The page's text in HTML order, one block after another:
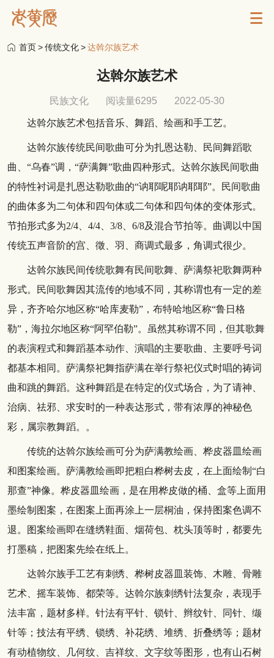
首页>传统文化>达斡尔族艺术
达斡尔族艺术
民族文化 阅读量6295 2022-05-30
达斡尔族艺术包括音乐、舞蹈、绘画和手工艺。
达斡尔族传统民间歌曲可分为扎恩达勒、民间舞蹈歌
曲、“乌春”调，“萨满舞”歌曲四种形式。达斡尔族民间歌曲
的特性衬词是扎恩达勒歌曲的“讷耶呢耶讷耶耶”。民间歌曲
的曲体多为二句体和四句体或二句体和四句体的变体形式。
节拍形式多为2/4、4/4、3/8、6/8及混合节拍等。曲调以中国
传统五声音阶的宫、徵、羽、商调式最多，角调式很少。
达斡尔族民间传统歌舞有民间歌舞、萨满祭祀歌舞两种
形式。民间歌舞因其流传的地域不同，其称谓也有一定的差
异，齐齐哈尔地区称“哈库麦勒”，布特哈地区称“鲁日格
勒”，海拉尔地区称“阿罕伯勒”。虽然其称谓不同，但其歌舞
的表演程式和舞蹈基本动作、演唱的主要歌曲、主要呼号词
都基本相同。萨满祭祀舞指萨满在举行祭祀仪式时唱的祷词
曲和跳的舞蹈。这种舞蹈是在特定的仪式场合，为了请神、
治病、祛邪、求安时的一种表达形式，带有浓厚的神秘色
彩，属宗教舞蹈。。
传统的达斡尔族绘画可分为萨满教绘画、桦皮器皿绘画
和图案绘画。萨满教绘画即把粗白桦树去皮，在上面绘制“白
那查”神像。桦皮器皿绘画，是在用桦皮做的桶、盒等上面用
墨绘制图案，在图案上面再涂上一层桐油，保持图案色调不
退。图案绘画即在缝绣鞋面、烟荷包、枕头顶等时，都要先
打墨稿，把图案先绘在纸上。
达斡尔族手工艺有刺绣、桦树皮器皿装饰、木雕、骨雕
艺术、摇车装饰、都荣等。达斡尔族刺绣针法复杂，表现手
法丰富，题材多样。针法有平针、锁针、辫纹针、同针、缬
针等；技法有平绣、锁绣、补花绣、堆绣、折叠绣等；题材
有动植物纹、几何纹、吉祥纹、文字纹等图形，也有山石树